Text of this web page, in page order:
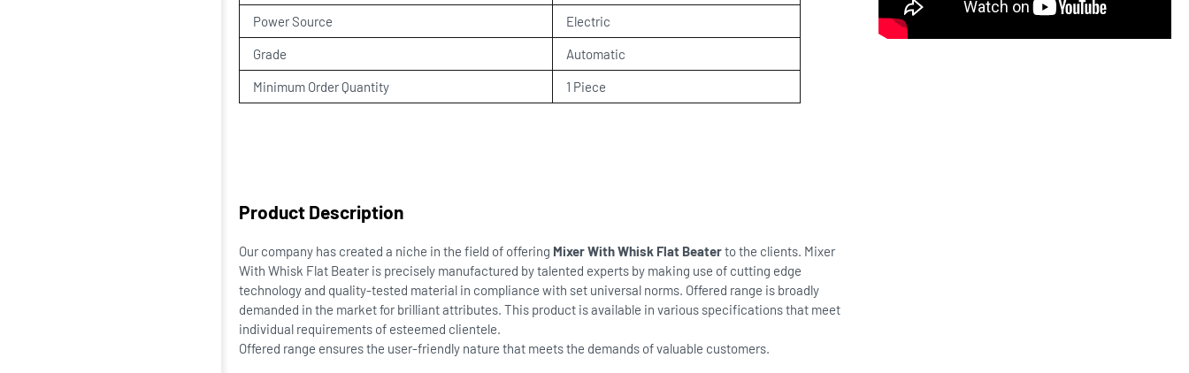
Power Source Electric
Grade Automatic
Minimum Order Quantity 1 Piece
Product Description
Our company has created a niche in the field of offering Mixer With Whisk Flat Beaterto the clients. Mixer
With Whisk Flat Beater is precisely manufactured by talented experts by making use of cutting edge
technology and quality-tested material in compliance with set universal norms. Offered range is broadly
demanded in the market for brilliant attributes. This product is available in various specifications that meet
individual requirements of esteemed clientele.
Offered range ensures the user-friendly nature that meets the demands of valuable customers.